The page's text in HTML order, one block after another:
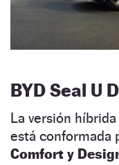
BYD Seal U
La versión
está conformada
Comfort y